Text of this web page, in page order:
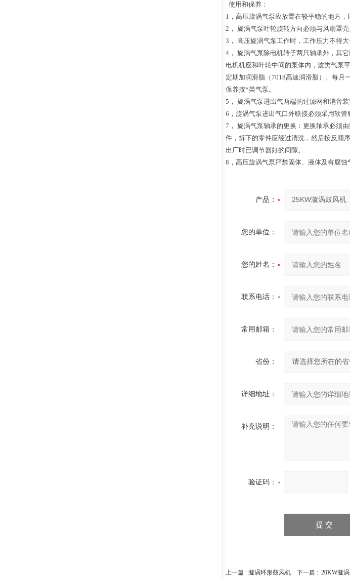
使用和保养：
1，高压旋涡气泵应放置在较平稳的地方，
2， 旋涡气泵叶轮旋转方向必须与风扇罩壳
3， 高压旋涡气泵工作时，工作压力不得
4， 旋涡气泵除电机转子两只轴承外，其
电机机座和叶轮中间的泵体内，这类气泵
定期加润滑脂（7018高速润滑脂）。每月
保养按*类气泵。
5， 旋涡气泵进出气两端的过滤网和消音
6，旋涡气泵进出气口外联接必须采用软管
7， 旋涡气泵轴承的更换：更换轴承必须
件，拆下的零件应经过清洗，然后按反顺
出厂时已调节器好的间隙。
8，高压旋涡气泵严禁固体、液体及有腐蚀
产品：
您的单位：
您的姓名：
联系电话：
常用邮箱：
省份：
详细地址：
补充说明：
验证码：
上一篇 : 漩涡环形鼓风机 下一篇 : 20KW漩